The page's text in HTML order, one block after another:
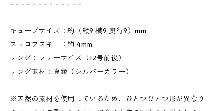
- - - - - - - - - - - - -
キューブサイズ：約（縦9 横9 奥行9）mm
スワロフスキー：約 4mm
リング：フリーサイズ（12号前後）
リング素材：真鍮（シルバーカラー）
※天然の素材を使用しているため、ひとつひとつ形が異なり